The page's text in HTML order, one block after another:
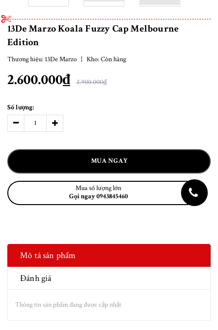
13De Marzo Koala Fuzzy Cap Melbourne
Edition
Thương hiệu: 13De Marzo | Kho:Còn hàng
2.600.000₫ 2.900.000₫
Số lượng:
MUA NGAY
Mua số lượng lớn
Gọi ngay 0943845460
Mô tả sản phẩm
Đánh giá
Thông tin sản phẩm đang được cập nhật